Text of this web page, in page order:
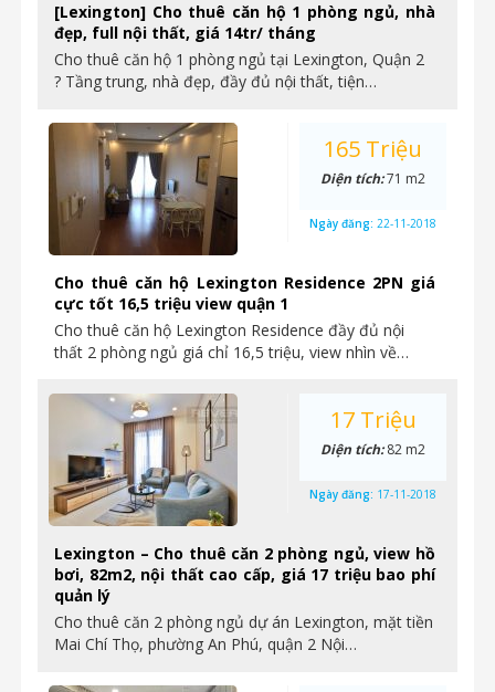
[Lexington] Cho thuê căn hộ 1 phòng ngủ, nhà
đẹp, full nội thất, giá 14tr/ tháng
Cho thuê căn hộ 1 phòng ngủ tại Lexington, Quận 2
? Tầng trung, nhà đẹp, đầy đủ nội thất, tiện…
Cho thuê căn hộ Lexington Residence 2PN giá
cực tốt 16,5 triệu view quận 1
Cho thuê căn hộ Lexington Residence đầy đủ nội
thất 2 phòng ngủ giá chỉ 16,5 triệu, view nhìn về…
165 Triệu
Diện tích:71 m2
Ngày đăng: 22-11-2018
Lexington – Cho thuê căn 2 phòng ngủ, view hồ
bơi, 82m2, nội thất cao cấp, giá 17 triệu bao phí
quản lý
Cho thuê căn 2 phòng ngủ dự án Lexington, mặt tiền
Mai Chí Thọ, phường An Phú, quận 2 Nội…
17 Triệu
Diện tích:82 m2
Ngày đăng: 17-11-2018